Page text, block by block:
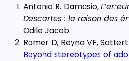
Antonio R. Damasio,
Descartes : la raison des
Odile Jacob.
Romer D, Reyna VF,
Beyond stereotypes of